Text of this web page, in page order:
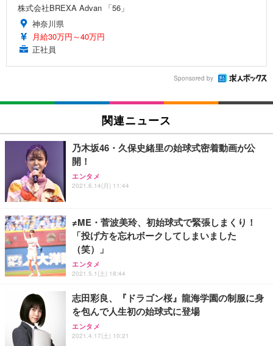
株式会社BREXA Advan 「56」
神奈川県
月給30万円～40万円
正社員
Sponsored by
関連ニュース
乃木坂46・久保史緒里の始球式密着動画が公
開！
エンタメ
2021.6.14(月) 11:44
≠ME・菅波美玲、初始球式で緊張しまくり！
「投げ方を忘れボークしてしまいました
（笑）」
エンタメ
2021.5.1(土) 18:44
志田彩良、『ドラゴン桜』龍海学園の制服に身
を包んで人生初の始球式に登場
エンタメ
2021.4.17(土) 10:21